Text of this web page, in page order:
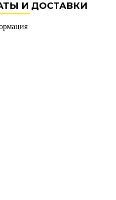
И ДОСТАВКИ